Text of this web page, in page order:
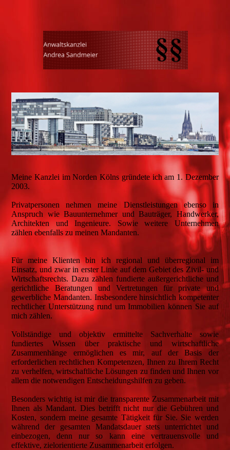
Meine Kanzlei im Norden Kölns gründete ich am 1. Dezember
2003.
Privatpersonen nehmen meine Dienstleistungen ebenso in
Anspruch wie Bauunternehmer und Bauträger, Handwerker,
Architekten und Ingenieure. Sowie weitere Unternehmen
zählen ebenfalls zu meinen Mandanten.
Für meine Klienten bin ich regional und überregional im
Einsatz, und zwar in erster Linie auf dem Gebiet des Zivil- und
Wirtschaftsrechts. Dazu zählen fundierte außergerichtliche und
gerichtliche Beratungen und Vertretungen für private und
gewerbliche Mandanten. Insbesondere hinsichtlich kompetenter
rechtlicher Unterstützung rund um Immobilien können Sie auf
mich zählen.
Vollständige und objektiv ermittelte Sachverhalte sowie
fundiertes Wissen über praktische und wirtschaftliche
Zusammenhänge ermöglichen es mir, auf der Basis der
erforderlichen rechtlichen Kompetenzen, Ihnen zu Ihrem Recht
zu verhelfen, wirtschaftliche Lösungen zu finden und Ihnen vor
allem die notwendigen Entscheidungshilfen zu geben.
Besonders wichtig ist mir die transparente Zusammenarbeit mit
Ihnen als Mandant. Dies betrifft nicht nur die Gebühren und
Kosten, sondern meine gesamte Tätigkeit für Sie. Sie werden
während der gesamten Mandatsdauer stets unterrichtet und
einbezogen, denn nur so kann eine vertrauensvolle und
effektive, zielorientierte Zusammenarbeit erfolgen.